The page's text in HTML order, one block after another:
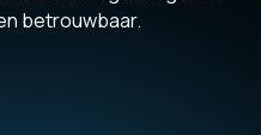
betrouwbaar.